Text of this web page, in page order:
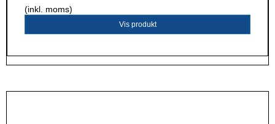
(inkl. moms)
Vis produkt